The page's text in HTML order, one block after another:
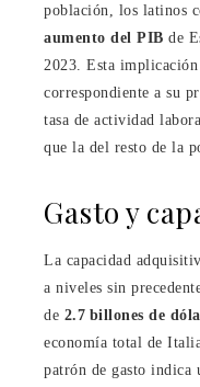
población, los latinos
aumento del PIB de
2023. Esta
correspondiente a su
tasa de actividad
que la del resto de la
Gasto y
La capacidad
a niveles sin
de 2.7 billones de
economía total de
patrón de gasto indica